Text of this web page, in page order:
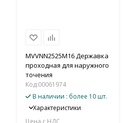
MVVNN2525M16 Державка
проходная для наружного
точения
Код:00061974
В наличии : более 10 шт.
Характеристики